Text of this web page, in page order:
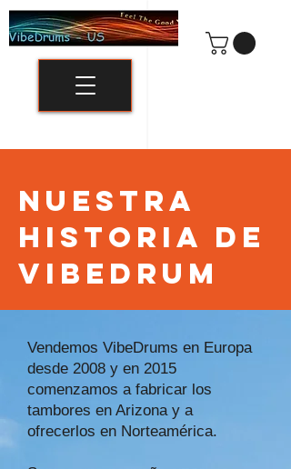
Nuestra
historia de
Vibedrum
Vendemos VibeDrums en Europa
desde 2008 y en 2015
comenzamos a fabricar los
tambores en Arizona y a
ofrecerlos en Norteamérica.